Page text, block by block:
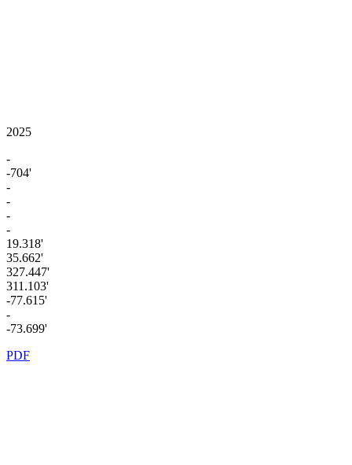
2025
-
-704'
-
-
-
-
19.318'
35.662'
327.447'
311.103'
-77.615'
-
-73.699'
PDF